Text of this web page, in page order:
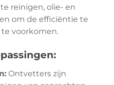
reinigen, olie- en
om de efficiëntie te
voorkomen.
Ontvetters zijn